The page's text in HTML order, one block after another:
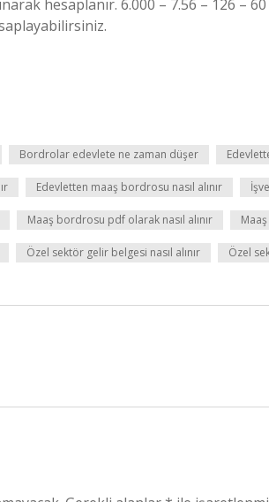
hesaplanır. 6.000 – 7.56 – 126 –
Bordrolar edevlete ne zaman düşer
Edevletten maaş bordrosu nasıl alınır
Maaş bordrosu pdf olarak nasıl alınır
Özel sektör gelir belgesi nasıl alınır Özel